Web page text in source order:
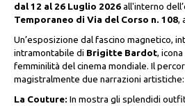
dal 12 al 26 Luglio 2026all'interno
Temporaneo di Via del Corso n. 108,
Un’esposizione dal fascino magnetico,
intramontabile di Brigitte Bardot,
femminilità del cinema mondiale. Il
magistralmente due narrazioni artistiche:
La Couture: In mostra gli splendidi